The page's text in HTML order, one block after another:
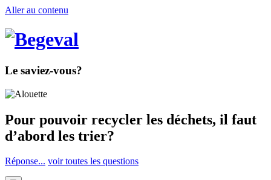
Aller au contenu
Le saviez-vous?
Pour pouvoir recycler les déchets, il faut
d’abord les trier?
Réponse... voir toutes les questions